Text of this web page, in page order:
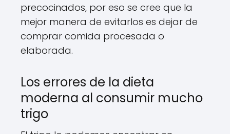
precocinados, por eso se cree que la
mejor manera de evitarlos es dejar de
comprar comida procesada o
elaborada.
Los errores de la dieta
moderna al consumir mucho
trigo